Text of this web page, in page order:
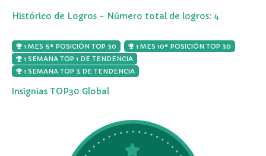
Histórico de Logros - Número total de logros: 4
1 MES 5ª POSICIÓN TOP 30
1 MES 10ª POSICIÓN TOP 30
1 SEMANA TOP 1 DE TENDENCIA
1 SEMANA TOP 3 DE TENDENCIA
Insignias TOP30 Global